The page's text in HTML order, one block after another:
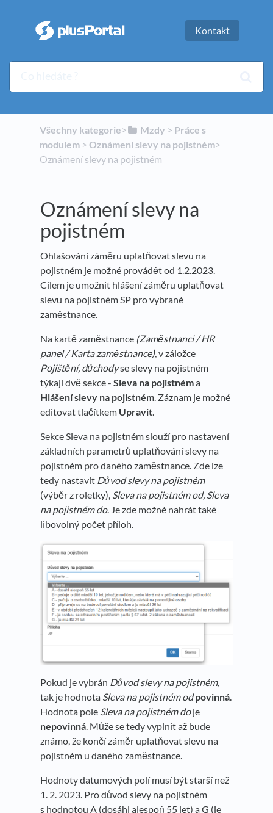
Kontakt
Všechny kategorie​>​ ​Mzdy ​ > ​ ​Práce s
modulem​ > ​ ​Oznámení slevy na pojistném​>​
Oznámení slevy na pojistném
Oznámení slevy na
pojistném
Ohlašování záměru uplatňovat slevu na
pojistném je možné provádět od 1.2.2023.
Cílem je umožnit hlášení záměru uplatňovat
slevu na pojistném SP pro vybrané
zaměstnance.
Na kartě zaměstnance (Zaměstnanci / HR
panel / Karta zaměstnance), v záložce
Pojištění, důchodyse slevy na pojistném
týkají dvě sekce - Sleva na pojistnéma
Hlášení slevy na pojistném. Záznam je možné
editovat tlačítkem Upravit.
Sekce Sleva na pojistném slouží pro nastavení
základních parametrů uplatňování slevy na
pojistném pro daného zaměstnance. Zde lze
tedy nastavit Důvod slevy na pojistném
(výběr z roletky), Sleva na pojistném od, Sleva
na pojistném do. Je zde možné nahrát také
libovolný počet příloh.
Pokud je vybrán Důvod slevy na pojistném,
tak je hodnota Sleva na pojistném od povinná
Hodnota pole Sleva na pojistném doje
nepovinná . Může se tedy vyplnit až bude
známo, že končí záměr uplatňovat slevu na
pojistném u daného zaměstnance.
Hodnoty datumových polí musí být starší než
1. 2. 2023. Pro důvod slevy na pojistném
s hodnotou A (dosáhl alespoň 55 let) a G (je